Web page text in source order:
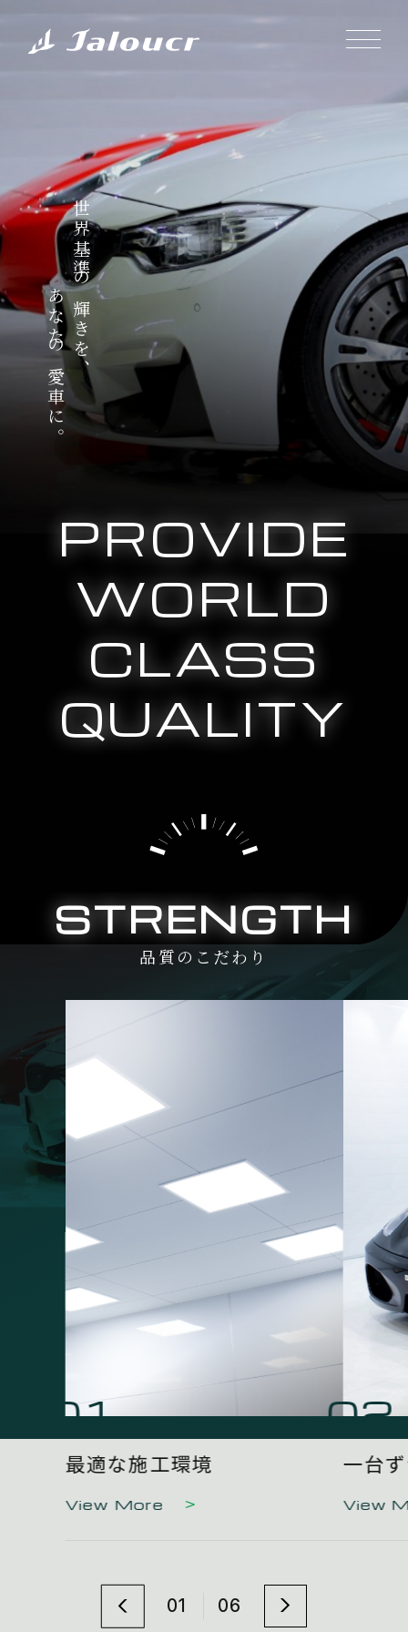
世界基準の輝きを、
あなたの愛車に。
PROVIDE
WORLD
CLASS
QUALITY
STRENGTH
品質のこだわり
01 06
01
最適な施工環境
View More
02
一台
View